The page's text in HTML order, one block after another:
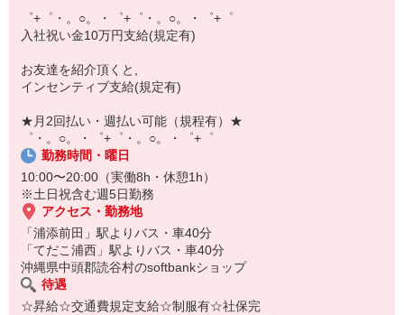
【スマホ面接実施中】
￣￣￣￣￣￣￣￣￣
自宅に居ながらスマホでカンタン面接OK！
オンライン面談なのでスピード対応。
即日登録もOK♪
気になった方はお気軽にご相談ください！
゜+゜・。○。・゜+゜・。○。・゜+゜
入社祝い金10万円支給(規定有)
お友達を紹介頂くと,
インセンティブ支給(規定有)
★月2回払い・週払い可能（規程有）★
゜・。○。・゜+゜・。○。・゜+゜
勤務時間・曜日
10:00〜20:00（実働8h・休憩1h）
※土日祝含む週5日勤務
アクセス・勤務地
「浦添前田」駅よりバス・車40分
「てだこ浦西」駅よりバス・車40分
沖縄県中頭郡読谷村のsoftbankショップ
待遇
☆昇給☆交通費規定支給☆制服有☆社保完